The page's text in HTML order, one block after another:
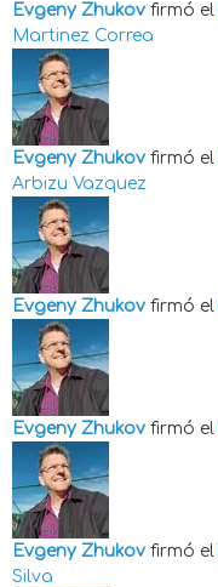
Evgeny Zhukov firmó el
Martinez Correa
Evgeny Zhukov firmó el
Arbizu Vazquez
Evgeny Zhukov firmó el
Evgeny Zhukov firmó el
Evgeny Zhukov firmó el
Silva